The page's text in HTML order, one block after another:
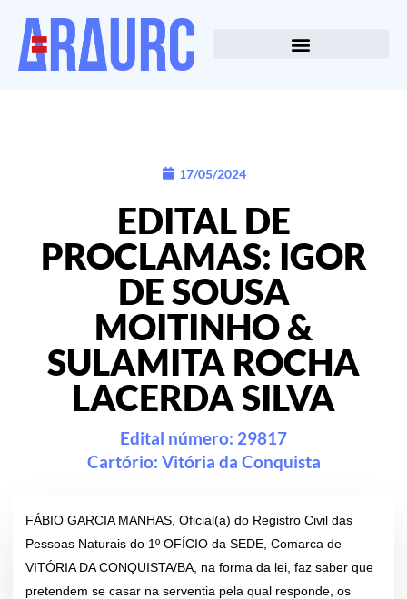
17/05/2024
EDITAL DE
PROCLAMAS: IGOR
DE SOUSA
MOITINHO &
SULAMITA ROCHA
LACERDA SILVA
Edital número: 29817
Cartório: Vitória da Conquista
FÁBIO GARCIA MANHAS, Oficial(a) do Registro Civil das
Pessoas Naturais do 1º OFÍCIO da SEDE, Comarca de
VITÓRIA DA CONQUISTA/BA, na forma da lei, faz saber que
pretendem se casar na serventia pela qual responde, os